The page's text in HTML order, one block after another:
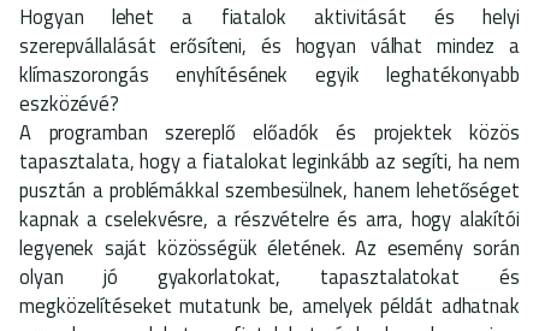
Hogyan lehet a fiatalok aktivitását és helyi
szerepvállalását erősíteni, és hogyan válhat mindez a
klímaszorongás enyhítésének egyik leghatékonyabb
eszközévé?
A programban szereplő előadók és projektek közös
tapasztalata, hogy a fiatalokat leginkább az segíti, ha nem
pusztán a problémákkal szembesülnek, hanem lehetőséget
kapnak a cselekvésre, a részvételre és arra, hogy alakítói
legyenek saját közösségük életének. Az esemény során
olyan jó gyakorlatokat, tapasztalatokat és
megközelítéseket mutatunk be, amelyek példát adhatnak